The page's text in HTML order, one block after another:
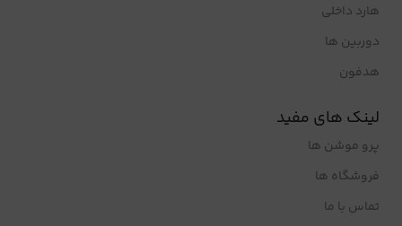
هارد داخلی
دوربین ها
هدفون
لینک های مفید
پرو موشن ها
فروشگاه ها
تماس با ما